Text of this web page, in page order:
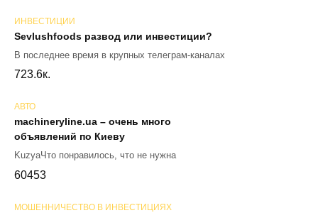
ИНВЕСТИЦИИ
Sevlushfoods развод или инвестиции?
В последнее время в крупных телеграм-каналах
723.6к.
АВТО
machineryline.ua – очень много
объявлений по Киеву
KuzyaЧто понравилось, что не нужна
60453
МОШЕННИЧЕСТВО В ИНВЕСТИЦИЯХ